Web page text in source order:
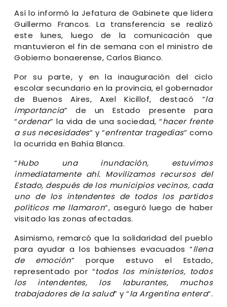
Así lo informó la Jefatura de Gabinete que lidera
Guillermo Francos. La transferencia se realizó
este lunes, luego de la comunicación que
mantuvieron el fin de semana con el ministro de
Gobierno bonaerense, Carlos Bianco.
Por su parte, y en la inauguración del ciclo
escolar secundario en la provincia, el gobernador
de Buenos Aires, Axel Kicillof, destacó “la
importancia” de un Estado presente para
“ordenar” la vida de una sociedad, “hacer frente
a sus necesidades” y “enfrentar tragedias” como
la ocurrida en Bahía Blanca.
“Hubo una inundación, estuvimos
inmediatamente ahí. Movilizamos recursos del
Estado, después de los municipios vecinos, cada
uno de los intendentes de todos los partidos
políticos me llamaron”, aseguró luego de haber
visitado las zonas afectadas.
Asimismo, remarcó que la solidaridad del pueblo
para ayudar a los bahienses evacuados “llena
de emoción” porque estuvo el Estado,
representado por “todos los ministerios, todos
los intendentes, los laburantes, muchos
trabajadores de la salud” y “la Argentina entera”.